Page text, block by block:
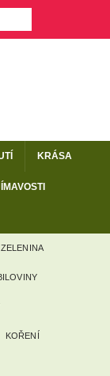
KRÁSA
ZELENINA
KOŘENÍ